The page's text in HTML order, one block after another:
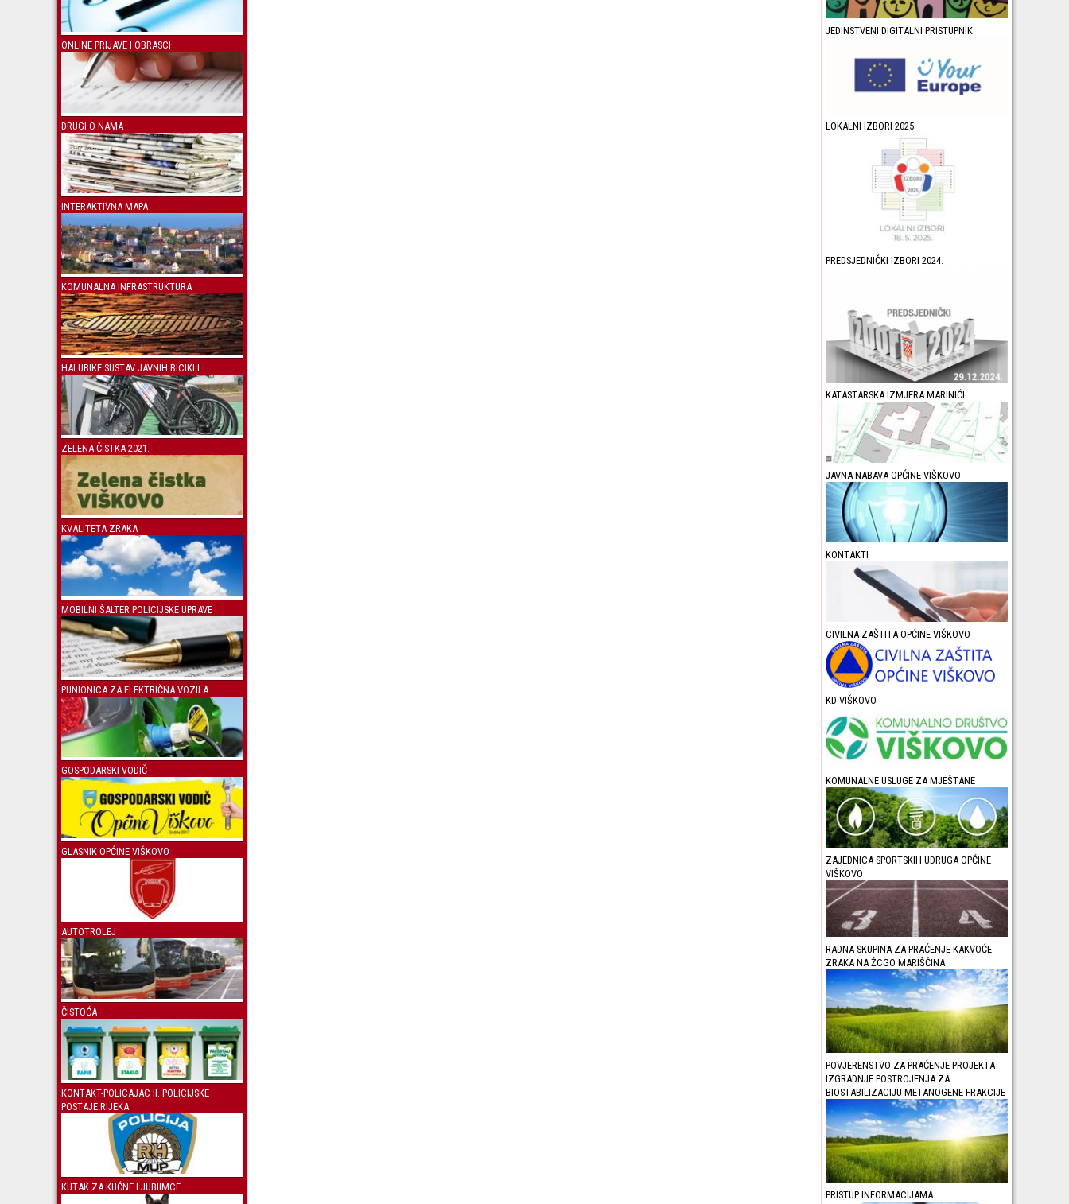
ONLINE PRIJAVE I OBRASCI
DRUGI O NAMA
INTERAKTIVNA MAPA
KOMUNALNA INFRASTRUKTURA
HALUBIKE SUSTAV JAVNIH BICIKLI
ZELENA ČISTKA 2021.
KVALITETA ZRAKA
MOBILNI ŠALTER POLICIJSKE UPRAVE
PUNIONICA ZA ELEKTRIČNA VOZILA
GOSPODARSKI VODIČ
GLASNIK OPĆINE VIŠKOVO
AUTOTROLEJ
ČISTOĆA
KONTAKT-POLICAJAC II. POLICIJSKE
POSTAJE RIJEKA
KUTAK ZA KUĆNE LJUBIIMCE
JEDINSTVENI DIGITALNI PRISTUPNIK
LOKALNI IZBORI 2025.
PREDSJEDNIČKI IZBORI 2024.
KATASTARSKA IZMJERA MARINIĆI
JAVNA NABAVA OPĆINE VIŠKOVO
KONTAKTI
CIVILNA ZAŠTITA OPĆINE VIŠKOVO
KD VIŠKOVO
KOMUNALNE USLUGE ZA MJEŠTANE
ZAJEDNICA SPORTSKIH UDRUGA OPĆINE
VIŠKOVO
RADNA SKUPINA ZA PRAĆENJE KAKVOĆE
ZRAKA NA ŽCGO MARIŠĆINA
POVJERENSTVO ZA PRAĆENJE PROJEKTA
IZGRADNJE POSTROJENJA ZA
BIOSTABILIZACIJU METANOGENE FRAKCIJE
PRISTUP INFORMACIJAMA